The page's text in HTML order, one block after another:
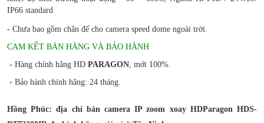
IP66 standard
- Chưa bao gồm chân đế cho camera speed dome ngoài trời.
CAM KẾT BÁN HÀNG VÀ BẢO HÀNH
- Hàng chính hãng HD PARAGON, mới 100%.
- Bảo hành chính hãng: 24 tháng.
Hồng Phúc: địa chỉ bán camera IP zoom xoay HDParagon HDS-